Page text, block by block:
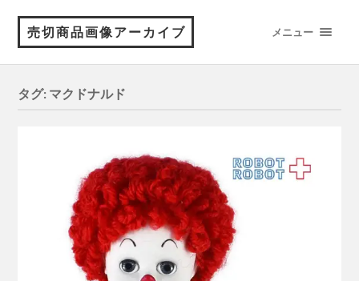
売切商品画像アーカイブ メニュー
タグ: マクドナルド